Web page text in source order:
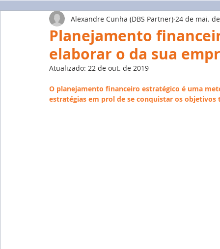
FGTS Mercado de Trabalho
Emprego Avaliação de Desempenho
Reforma Trabalhista eSocial Recursos
Planejamento
elaborar o da sua
Alexandre Cunha (DBS Partner) 24 de mai.
Atualizado: 22 de out. de 2019
O planejamento financeiro estratégico é uma
estratégias em prol de se conquistar os